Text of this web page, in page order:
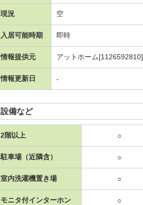
現況 空
入居可能時期 即時
情報提供元 アットホーム[1126592810]
情報更新日 -
設備など
2階以上 ○
駐車場（近隣含） ○
室内洗濯機置き場 ○
モニタ付インターホン ○